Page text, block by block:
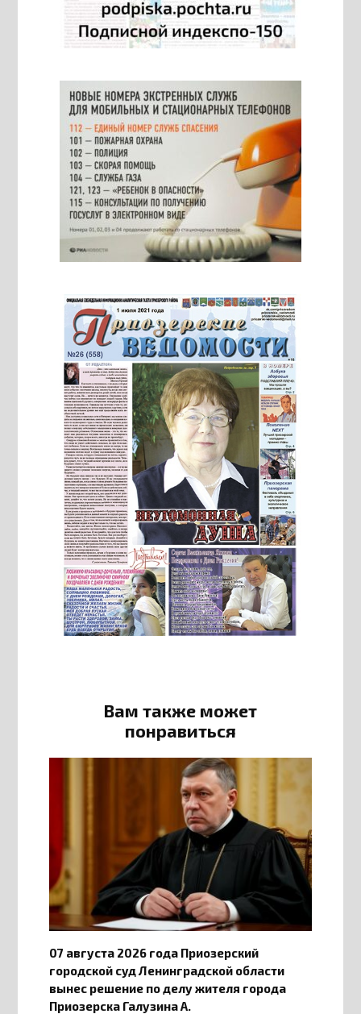
Вам также может
понравиться
07 августа 2026 года Приозерский
городской суд Ленинградской области
вынес решение по делу жителя города
Приозерска Галузина А.